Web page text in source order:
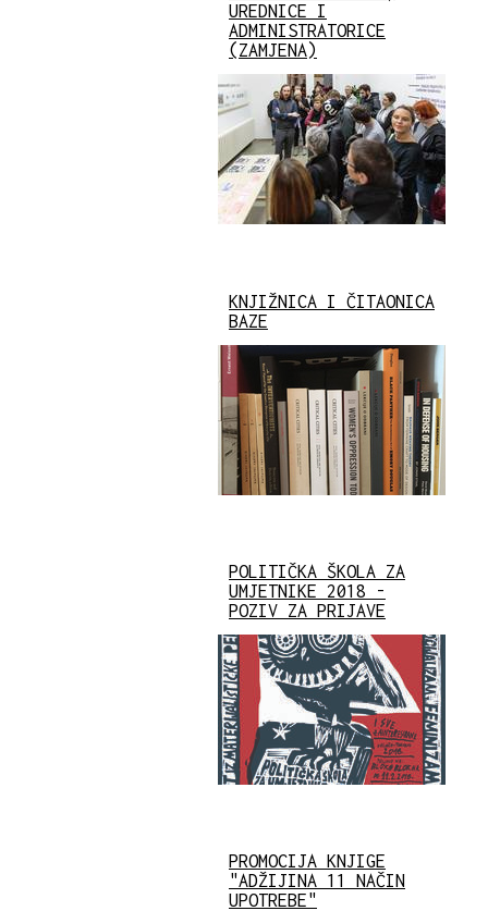
UREDNICE I
ADMINISTRATORICE
(ZAMJENA)
KNJIŽNICA I ČITAONICA
BAZE
POLITIČKA ŠKOLA ZA
UMJETNIKE 2018 -
POZIV ZA PRIJAVE
PROMOCIJA KNJIGE
"ADŽIJINA 11 NAČIN
UPOTREBE"